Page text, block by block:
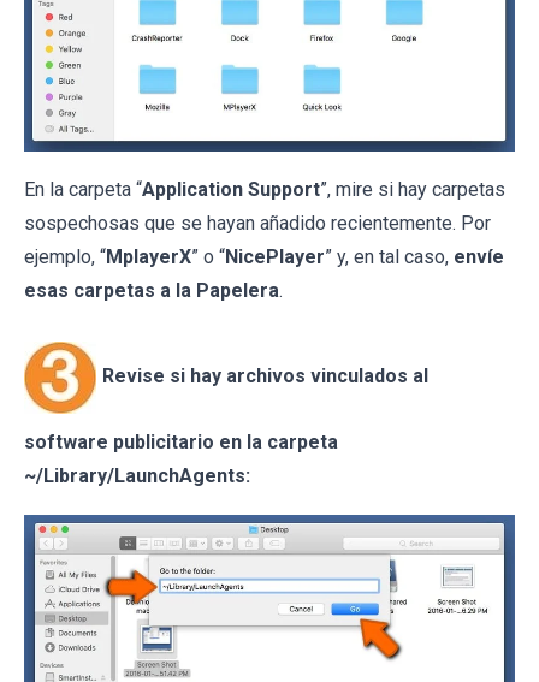
En la carpeta “Application Support”, mire si hay carpetas
sospechosas que se hayan añadido recientemente. Por
ejemplo, “MplayerX” o “NicePlayer” y, en tal caso, envíe
esas carpetas a la Papelera.
Revise si hay archivos vinculados al
software publicitario en la carpeta
~/Library/LaunchAgents: